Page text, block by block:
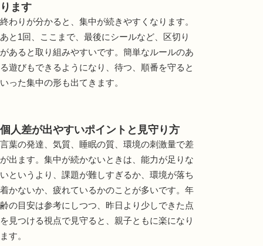
ります
終わりが分かると、集中が続きやすくなります。
あと1回、ここまで、最後にシールなど、区切り
があると取り組みやすいです。簡単なルールのあ
る遊びもできるようになり、待つ、順番を守ると
いった集中の形も出てきます。
個人差が出やすいポイントと見守り方
言葉の発達、気質、睡眠の質、環境の刺激量で差
が出ます。集中が続かないときは、能力が足りな
いというより、課題が難しすぎるか、環境が落ち
着かないか、疲れているかのことが多いです。年
齢の目安は参考にしつつ、昨日より少しできた点
を見つける視点で見守ると、親子ともに楽になり
ます。